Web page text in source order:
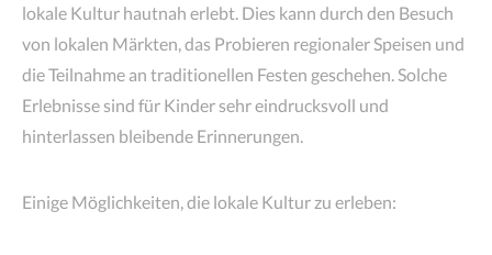
lokale Kultur hautnah erlebt. Dies kann durch den Besuch
von lokalen Märkten, das Probieren regionaler Speisen und
die Teilnahme an traditionellen Festen geschehen. Solche
Erlebnisse sind für Kinder sehr eindrucksvoll und
hinterlassen bleibende Erinnerungen.
Einige Möglichkeiten, die lokale Kultur zu erleben: